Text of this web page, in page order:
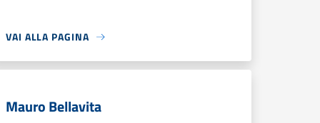
VAI ALLA PAGINA
Mauro Bellavita